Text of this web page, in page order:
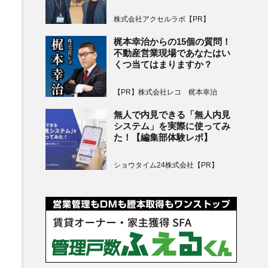
株式会社アクセルラボ【PR】
梶本幸治からの15個の質問！
不動産営業現場であなたはい
くつ当てはまりますか？
【PR】株式会社レコ 梶本幸治
無人で内見できる「無人内見
システム」を実際に使ってみ
た！【編集部体験レポ】
ショウタイム24株式会社【PR】